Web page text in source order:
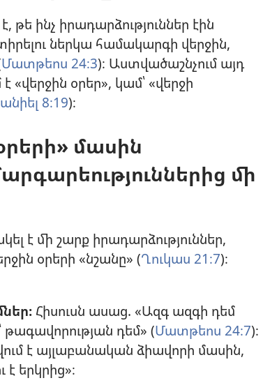
ինչ իրադարձություններ էին
ներկա համակարգի վերջին,
Մատթեոս 24։3)։ Աստվածաշնչում այդ
օրեր», կամ՝ «վերջի
8։19)։
մասին
մի
է մի շարք իրադարձություններ,
օրերի «նշանը» (Ղուկաս 21։7)։
Հիսուսն ասաց. «Ազգ ազգի դեմ
թագավորության դեմ» (Մատթեոս 24։7)։
է այլաբանական ձիավորի մասին,
է երկրից»։